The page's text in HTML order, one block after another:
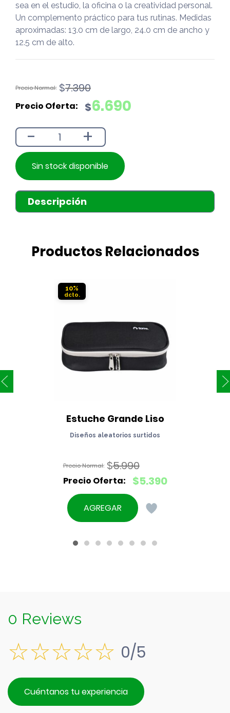
sea en el estudio, la oficina o la creatividad personal.
Un complemento práctico para tus rutinas. Medidas
aproximadas: 13.0 cm de largo, 24.0 cm de ancho y
12.5 cm de alto.
$7.390
El
original
$7.390.
$6.690
El
actual
$6.690.
- +
Sin stock disponible
Descripción
Productos Relacionados
10%
Estuche Grande Liso
Diseños aleatorios surtidos
$5.990
El
precio
original
$5.390
El
precio
actual
$5.390.
AGREGAR
0 Reviews
0/5
Cuéntanos tu experiencia